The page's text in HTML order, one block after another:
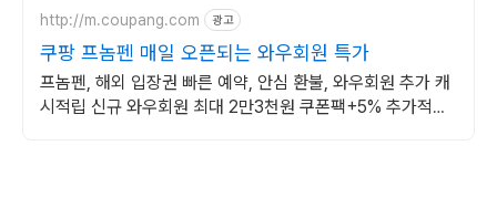
http://m.coupang.com 광고
쿠팡 프놈펜 매일 오픈되는 와우회원 특가
프놈펜, 해외 입장권 빠른 예약, 안심 환불, 와우회원 추가 캐
시적립 신규 와우회원 최대 2만3천원 쿠폰팩+5% 추가적립